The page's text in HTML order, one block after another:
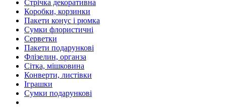
Стрічка декоративна
Коробки, корзинки
Пакети конус і рюмка
Сумки флористичні
Серветки
Пакети подарункові
Флізелин, органза
Сітка, мішковина
Конверти, листівки
Іграшки
Сумки подарункові